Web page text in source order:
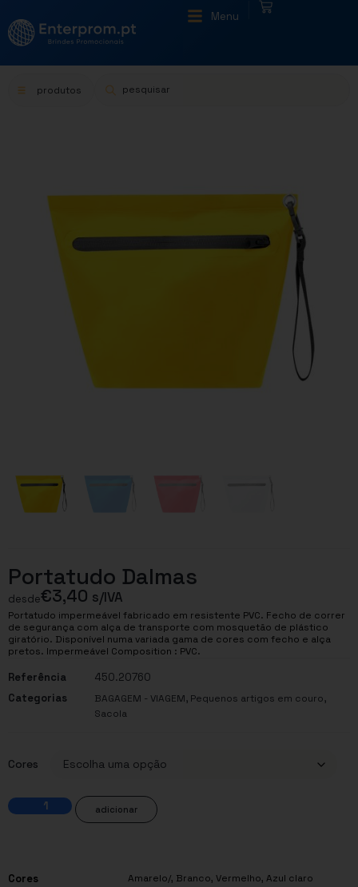
Menu
produtos
Portatudo Dalmas
desde€3,40 s/IVA
Portatudo impermeável fabricado em resistente PVC. Fecho de correr
de segurança com alça de transporte com mosquetão de plástico
giratório. Disponível numa variada gama de cores com fecho e alça
pretos. Impermeável Composition : PVC.
Referência
450.20760
Categorias
BAGAGEM - VIAGEM, Pequenos artigos em couro,
Sacola
Cores
adicionar
Cores Amarelo/, Branco, Vermelho, Azul claro